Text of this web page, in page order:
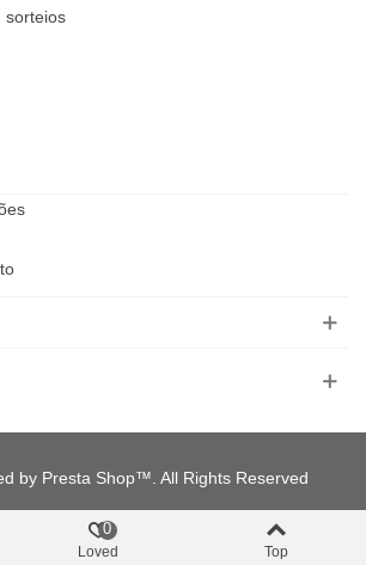
sorteios
by Presta Shop™. All Rights Reserved
Loved
0
Top